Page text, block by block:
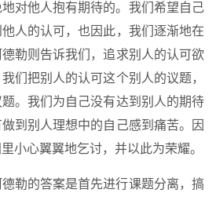
对他人抱有期待的。我们希望自己
人的认可，也因此，我们逐渐地在
勒则告诉我们，追求别人的认可欲
们把别人的认可这个别人的议题，
。我们为自己没有达到别人的期待
到别人理想中的自己感到痛苦。因
小心翼翼地乞讨，并以此为荣耀。
勒的答案是首先进行课题分离，搞